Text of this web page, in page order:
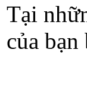
Tại
của